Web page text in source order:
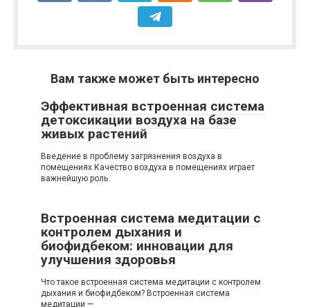
Вам также может быть интересно
Эффективная встроенная система
детоксикации воздуха на базе
живых растений
Введение в проблему загрязнения воздуха в
помещениях Качество воздуха в помещениях играет
важнейшую роль
Встроенная система медитации с
контролем дыхания и
биофидбеком: инновации для
улучшения здоровья
Что такое встроенная система медитации с контролем
дыхания и биофидбеком? Встроенная система
медитации —